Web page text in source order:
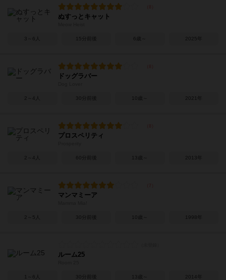
ぬすっとキャット
3～6人 15分前後 6歳～ 2025年
ドッグラバー
2～4人 30分前後 10歳～ 2021年
プロスペリティ
2～4人 60分前後 13歳～ 2013年
マンマミーア
2～5人 30分前後 10歳～ 1998年
ルーム25
1～6人 30分前後 13歳～ 2014年